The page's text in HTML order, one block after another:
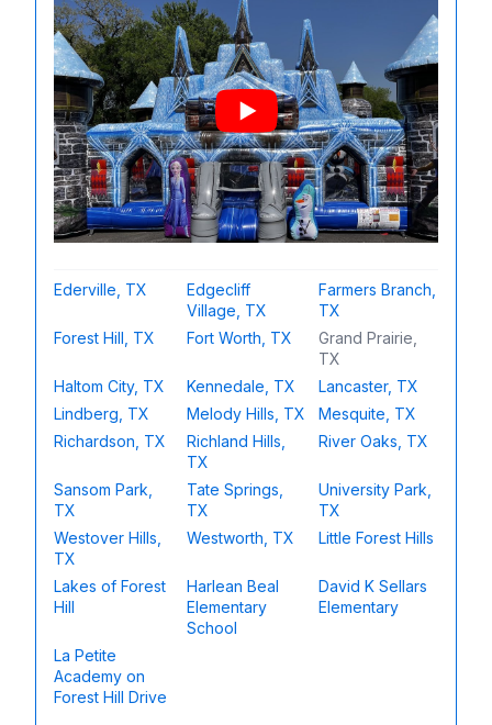
Ederville, TX
Edgecliff
Village, TX
Farmers Branch,
TX
Forest Hill, TX
Fort Worth, TX
Grand Prairie,
TX
Haltom City, TX
Kennedale, TX
Lancaster, TX
Lindberg, TX
Melody Hills, TX
Mesquite, TX
Richardson, TX
Richland Hills,
TX
River Oaks, TX
Sansom Park,
TX
Tate Springs,
TX
University Park,
TX
Westover Hills,
TX
Westworth, TX Little Forest Hills
Lakes of Forest
Hill
Harlean Beal
Elementary
School
David K Sellars
Elementary
La Petite
Academy on
Forest Hill Drive